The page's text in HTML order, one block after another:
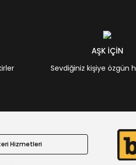
AŞK İÇİN
Sevdiğiniz kişiye özgün
Hizmetleri